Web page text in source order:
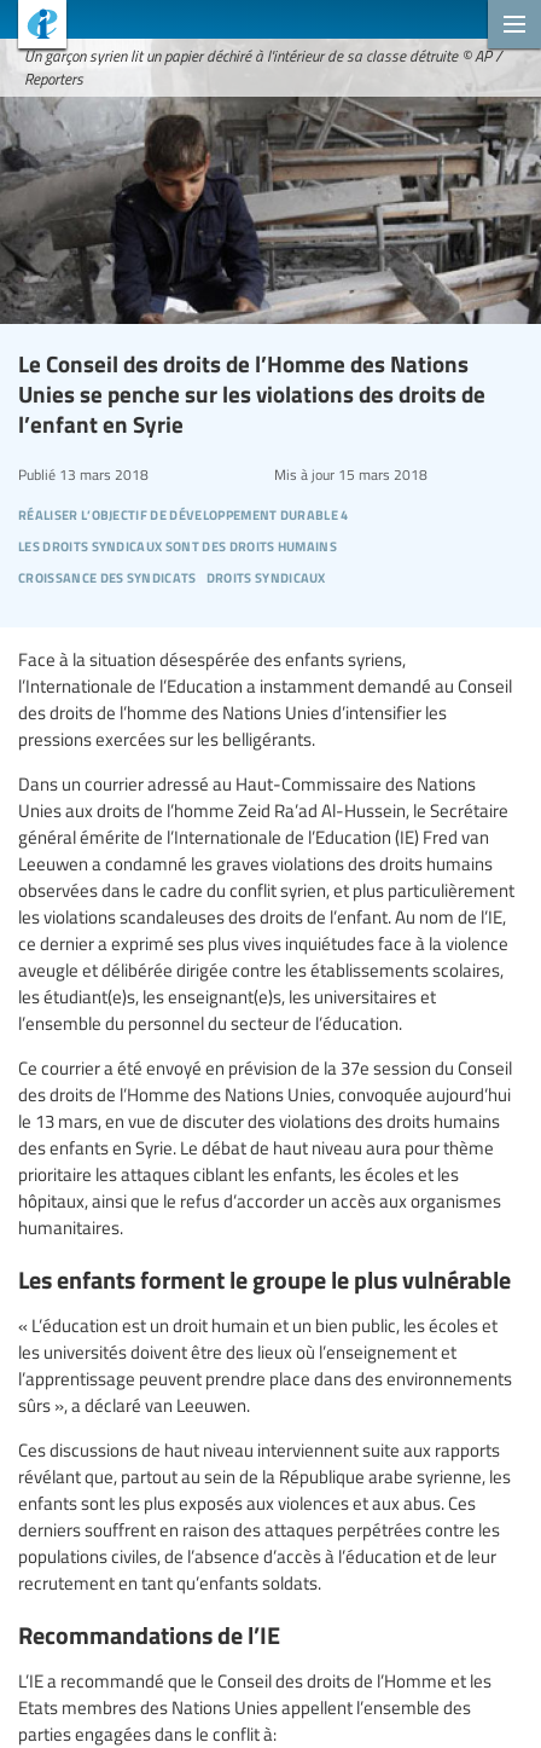
Un garçon syrien lit un papier déchiré à l'intérieur de sa classe détruite © AP /
Reporters
Le Conseil des droits de l’Homme des Nations
Unies se penche sur les violations des droits de
l’enfant en Syrie
réaliser l’objectif de développement durable 4
les droits syndicaux sont des droits humains
croissance des syndicats droits syndicaux
Publié 13 mars 2018 Mis à jour15 mars 2018
Face à la situation désespérée des enfants syriens,
l’Internationale de l’Education a instamment demandé au Conseil
des droits de l’homme des Nations Unies d’intensifier les
pressions exercées sur les belligérants.
Dans un courrier adressé au Haut-Commissaire des Nations
Unies aux droits de l’homme Zeid Ra’ad Al-Hussein, le Secrétaire
général émérite de l’Internationale de l’Education (IE) Fred van
Leeuwen a condamné les graves violations des droits humains
observées dans le cadre du conflit syrien, et plus particulièrement
les violations scandaleuses des droits de l’enfant. Au nom de l’IE,
ce dernier a exprimé ses plus vives inquiétudes face à la violence
aveugle et délibérée dirigée contre les établissements scolaires,
les étudiant(e)s, les enseignant(e)s, les universitaires et
l’ensemble du personnel du secteur de l’éducation.
Ce courrier a été envoyé en prévision de la 37e session du Conseil
des droits de l’Homme des Nations Unies, convoquée aujourd’hui
le 13 mars, en vue de discuter des violations des droits humains
des enfants en Syrie. Le débat de haut niveau aura pour thème
prioritaire les attaques ciblant les enfants, les écoles et les
hôpitaux, ainsi que le refus d’accorder un accès aux organismes
humanitaires.
Les enfants forment le groupe le plus vulnérable
« L’éducation est un droit humain et un bien public, les écoles et
les universités doivent être des lieux où l’enseignement et
l’apprentissage peuvent prendre place dans des environnements
sûrs », a déclaré van Leeuwen.
Ces discussions de haut niveau interviennent suite aux rapports
révélant que, partout au sein de la République arabe syrienne, les
enfants sont les plus exposés aux violences et aux abus. Ces
derniers souffrent en raison des attaques perpétrées contre les
populations civiles, de l’absence d’accès à l’éducation et de leur
recrutement en tant qu’enfants soldats.
Recommandations de l’IE
L’IE a recommandé que le Conseil des droits de l’Homme et les
Etats membres des Nations Unies appellent l’ensemble des
parties engagées dans le conflit à: